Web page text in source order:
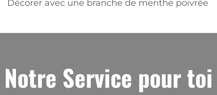
Décorer avec une branche de menthe poivrée
Notre Service pour toi